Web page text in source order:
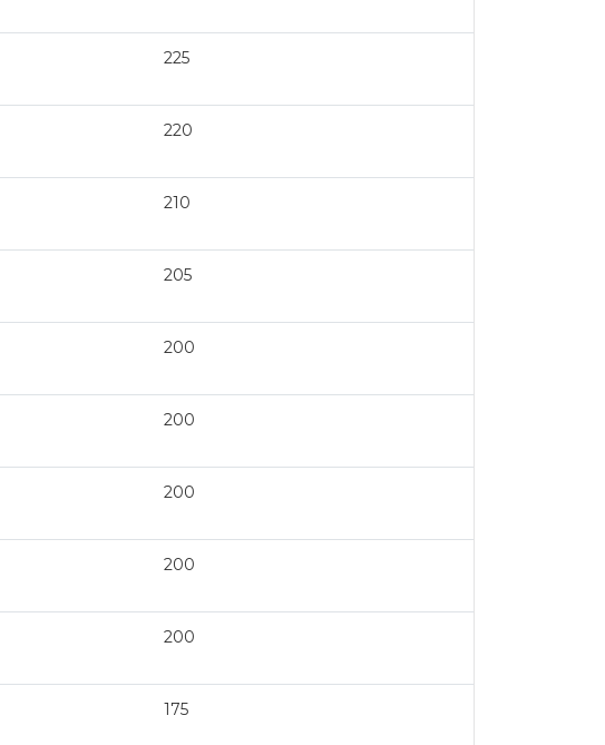
225
220
210
205
200
200
200
200
200
175